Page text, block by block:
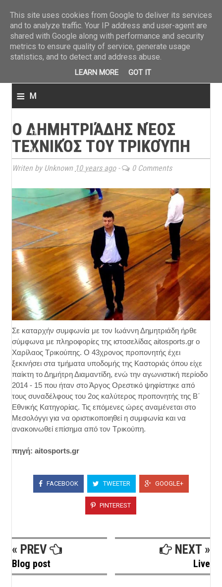
≡ M
n
u
Ο ΔΗΜΗΤΡΙΆΔΗΣ ΝΈΟΣ
ΤΕΧΝΙΚΌΣ ΤΟΥ ΤΡΙΚΟΎΠΗ
Writen by Unknown 10 years ago- 0 Comments
Σε καταρχήν συμφωνία με τον Ιωάννη Δημητριάδη ήρθε
σύμφωνα με πληροφορίες της ιστοσελίδας aitosports.gr ο
Χαρίλαος Τρικούπης. Ο 43χρονος προπονητής έχει
ξεκινήσει στα τμήματα υποδομής της Καστοριάς όπου είχε
παίκτη το Δημήτρη Διαμαντίδη, ενώ την αγωνιστική περίοδο
2014 - 15 που ήταν στο Άργος Ορεστικό ψηφίστηκε από
τους συναδέλφους του 2ος καλύτερος προπονητής της Β΄
Εθνικής Κατηγορίας. Τις επόμενες ώρες αναμένεται στο
Μεσολόγγι για να οριστικοποιηθεί η συμφωνία και να
ανακοινωθεί επίσημα από τον Τρικούπη.
πηγή: aitosports.gr
FACEBOOK TWEETER GOOGLE+
PINTEREST
« PREV
Blog post
NEXT »
Live
This site uses cookies from Google to deliver its services
and to analyze traffic. Your IP address and user-agent are
shared with Google along with performance and security
metrics to ensure quality of service, generate usage
statistics, and to detect and address abuse.
LEARN MORE GOT IT